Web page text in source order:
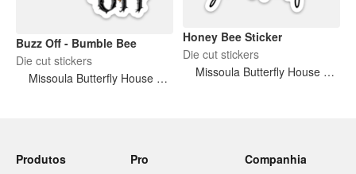
Buzz Off - Bumble Bee
Die cut stickers
Missoula Butterfly House and Insectarium
Honey Bee Sticker
Die cut stickers
Missoula Butterfly House and Insectarium
Produtos
Pro
Companhia